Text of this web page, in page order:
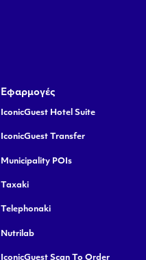
Εφαρμογές
IconicGuest Hotel Suite
IconicGuest Transfer
Municipality POIs
Taxaki
Telephonaki
Nutrilab
IconicGuest Scan To Order